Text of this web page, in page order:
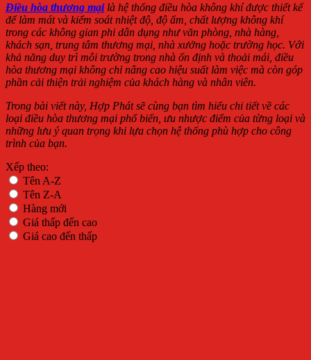
Điều hòa thương mạilà hệ thống điều hòa không khí được thiết kế
để làm mát và kiểm soát nhiệt độ, độ ẩm, chất lượng không khí
trong các không gian phi dân dụng như văn phòng, nhà hàng,
khách sạn, trung tâm thương mại, nhà xưởng hoặc trường học. Với
khả năng duy trì môi trường trong nhà ổn định và thoải mái, điều
hòa thương mại không chỉ nâng cao hiệu suất làm việc mà còn góp
phần cải thiện trải nghiệm của khách hàng và nhân viên.
Trong bài viết này, Hợp Phát sẽ cùng bạn tìm hiểu chi tiết về các
loại điều hòa thương mại phổ biến, ưu nhược điểm của từng loại và
những lưu ý quan trọng khi lựa chọn hệ thống phù hợp cho công
trình của bạn.​
Xếp theo:
Tên A-Z
Tên Z-A
Hàng mới
Giá thấp đến cao
Giá cao đến thấp